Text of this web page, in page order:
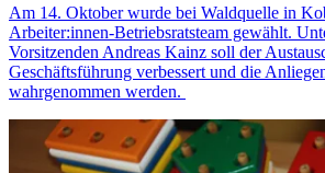
Am 14. Oktober wurde bei Waldquelle in
Arbeiter:innen-Betriebsratsteam gewählt.
Vorsitzenden Andreas Kainz soll der
Geschäftsführung verbessert und die
wahrgenommen werden.